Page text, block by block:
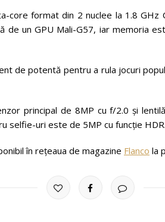
core format din 2 nuclee la 1.8 GHz
de un GPU Mali-G57, iar memoria
de potentă pentru a rula jocuri
principal de 8MP cu f/2.0 și
selfie-uri este de 5MP cu funcție HDR.
în reţeaua de magazine Flanco la